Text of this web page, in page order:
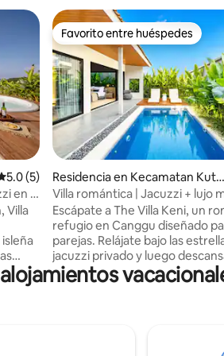
promedio: 5.0 de 5; 5
5.0 (5)
en la
Villa
pasa
Favorito entre huéspedes
Favorito entre huéspedes
Residencia en Kecamatan Kuta
Utara
Villa romántica | Jacuzzi + lujo
Escápate a The Villa Keni, un
refugio en Canggu diseñado
parejas. Relájate bajo las
jacuzzi privado y luego
interiores elegantes y
cálidas texturas naturales. 2
interior y el exterior crean un